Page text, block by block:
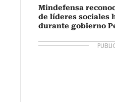
Mindefensa
de líderes sociales
durante gobierno